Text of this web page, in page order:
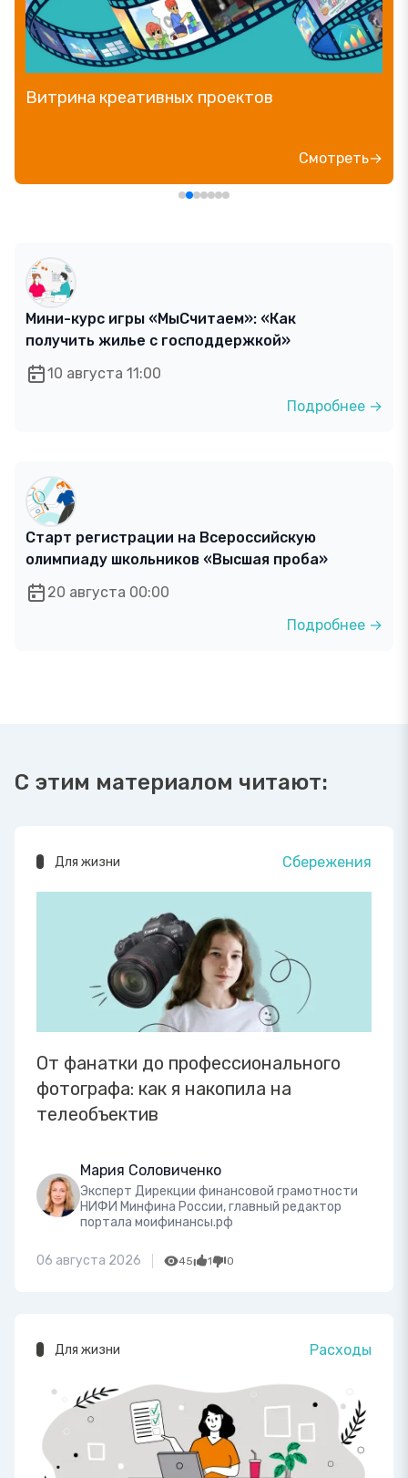
Витрина креативных проектов
Смотреть→
Мини-курс игры «МыСчитаем»: «Как
получить жилье с господдержкой»
10 августа 11:00
Подробнее →
Старт регистрации на Всероссийскую
олимпиаду школьников «Высшая проба»
20 августа 00:00
Подробнее →
С этим материалом читают:
Для жизни Сбережения
От фанатки до профессионального
фотографа: как я накопила на
телеобъектив
Мария Соловиченко
Эксперт Дирекции финансовой грамотности
НИФИ Минфина России, главный редактор
портала моифинансы.рф
06 августа 2026 45 1 0
Для жизни Расходы